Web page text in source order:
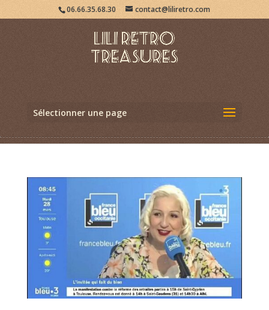
06.66.35.68.30 contact@liliretro.com
Sélectionner une page